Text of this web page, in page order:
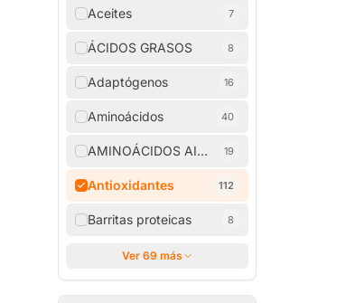
Aceites 7
ÁCIDOS GRASOS 8
Adaptógenos 16
Aminoácidos 40
AMINOÁCIDOS AISLADOS
19
Antioxidantes 112
Barritas proteicas 8
Ver 69 más